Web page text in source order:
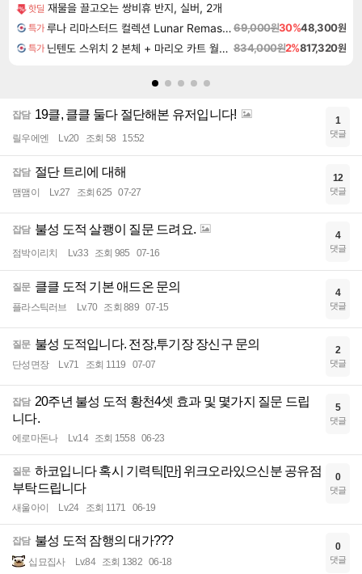
핫딜 재물을 끌고오는 쌍비휴 반지, 실버, 2개
특가 루나 리마스터드 컬렉션 Lunar Remastered Collection69,000원30%48,300원
특가 닌텐도 스위치 2 본체 + 마리오 카트 월드 + 포켓몬 포코피아 번들 834,000원2%817,320원
잡담 19클, 클클 둘다 절단해본 유저입니다!
릴우에엔 Lv.20 조회 58 15:52
1
댓글
잡담 절단 트리에 대해
맴맴이 Lv.27 조회 625 07-27
12
댓글
잡담 불성 도적 살쾡이 질문 드려요.
점박이리치 Lv.33 조회 985 07-16
4
댓글
질문 클클 도적 기본 애드온 문의
플라스틱러브 Lv.70 조회 889 07-15
4
댓글
질문 불성 도적입니다. 전장,투기장 장신구 문의
단성면장 Lv.71 조회 1119 07-07
2
댓글
잡담 20주년 불성 도적 황천4셋 효과 및 몇가지 질문 드립
니다.
에로마돈나 Lv.14 조회 1558 06-23
5
댓글
질문 하코입니다 혹시 기력틱[만] 위크오라있으신분 공유점
부탁드립니다
새울아이 Lv.24 조회 1171 06-19
0
댓글
잡담 불성 도적 잠행의 대가???
십묘집사 Lv.84 조회 1382 06-18
0
댓글